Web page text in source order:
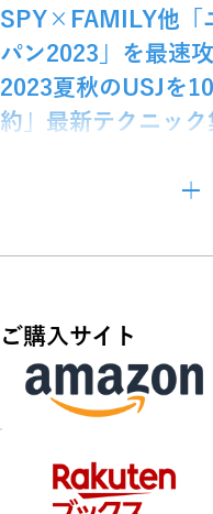
SPY×FAMILY他「
パン2023」を最速
2023夏秋のUSJを
約」最新テクニッ
●ハリポタ新ショーは「開
イドetc.
●スーパー・ニンテンドー
●マリオカートで高得点
●ヨッシー・アドべンチ
●コロナ明けの新ルール&
●ユニバーサル・エクス
ご購入サイト